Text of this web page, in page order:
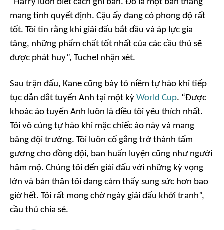
“Harry luôn biết cách ghi bàn. Đó là một bàn thắng
mang tính quyết định. Cậu ấy đang có phong độ rất
tốt. Tôi tin rằng khi giải đấu bắt đầu và áp lực gia
tăng, những phẩm chất tốt nhất của các cầu thủ sẽ
được phát huy”, Tuchel nhận xét.
Sau trận đấu, Kane cũng bày tỏ niềm tự hào khi tiếp
tục dẫn dắt tuyển Anh tại một kỳ World Cup. “Được
khoác áo tuyển Anh luôn là điều tôi yêu thích nhất.
Tôi vô cùng tự hào khi mặc chiếc áo này và mang
băng đội trưởng. Tôi luôn cố gắng trở thành tấm
gương cho đồng đội, ban huấn luyện cũng như người
hâm mộ. Chúng tôi đến giải đấu với những kỳ vọng
lớn và bản thân tôi đang cảm thấy sung sức hơn bao
giờ hết. Tôi rất mong chờ ngày giải đấu khởi tranh”,
cầu thủ chia sẻ.